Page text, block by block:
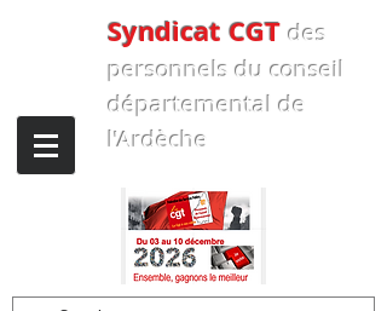
Syndicat CGT des
personnels du conseil
départemental de
l'Ardèche